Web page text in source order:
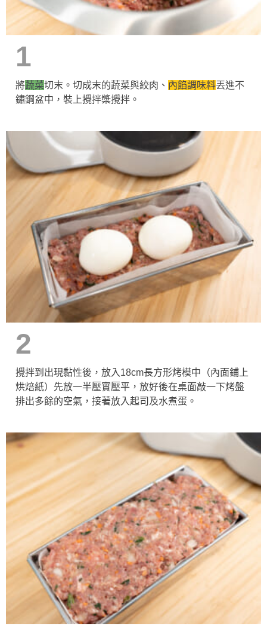
1
將蔬菜切末。切成末的蔬菜與絞肉、 內餡調味料丟進不
鏽鋼盆中，裝上攪拌槳攪拌。
2
攪拌到出現黏性後，放入18cm長方形烤模中（內面鋪上
烘焙紙）先放一半壓實壓平，放好後在桌面敲一下烤盤
排出多餘的空氣，接著放入起司及水煮蛋。